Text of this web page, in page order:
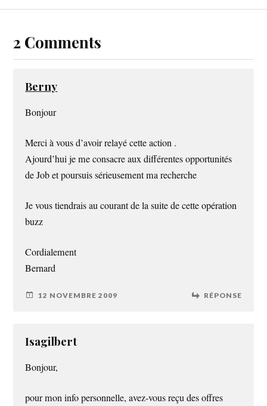
2 Comments
Berny
Bonjour
Merci à vous d’avoir relayé cette action .
Ajourd’hui je me consacre aux différentes opportunités
de Job et poursuis sérieusement ma recherche
Je vous tiendrais au courant de la suite de cette opération
buzz
Cordialement
Bernard
12 NOVEMBRE 2009 RÉPONSE
Isagilbert
Bonjour,
pour mon info personnelle, avez-vous reçu des offres